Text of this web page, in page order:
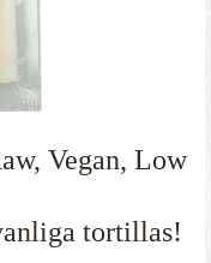
Vegan, Low
tortillas!